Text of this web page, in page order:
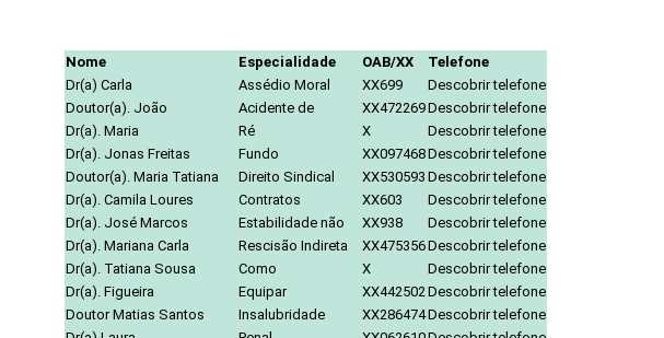
Nome Especialidade OAB/XX
Telefone
Dr(a) Carla
Assédio Moral XX699
Descobrir telefone
Doutor(a). João
Acidente de XX472269Descobrir telefone
Dr(a). Maria
Ré X
Descobrir telefone
Dr(a). Jonas Freitas
Fundo XX097468Descobrir telefone
Doutor(a). Maria Tatiana
Direito Sindical XX530593 Descobrir telefone
Dr(a). Camila Loures
Contratos XX603
Descobrir telefone
Dr(a). José Marcos
Estabilidade não XX938
Descobrir telefone
Dr(a). Mariana Carla
Rescisão Indireta XX475356Descobrir telefone
Dr(a). Tatiana Sousa
Como X
Descobrir telefone
Dr(a). Figueira
Equipar XX442502 Descobrir telefone
Doutor Matias Santos
Insalubridade XX286474Descobrir telefone